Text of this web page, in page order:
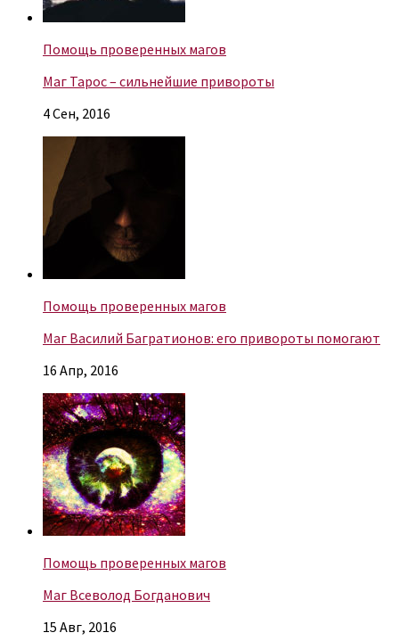
Помощь проверенных магов
Маг Тарос – сильнейшие привороты
4 Сен, 2016
Помощь проверенных магов
Маг Василий Багратионов: его привороты помогают
16 Апр, 2016
Помощь проверенных магов
Маг Всеволод Богданович
15 Авг, 2016